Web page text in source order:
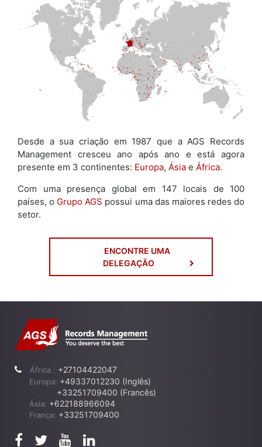
Desde a sua criação em 1987 que a AGS Records
Management cresceu ano após ano e está agora
presente em 3 continentes: Europa, Ásia e África.
Com uma presença global em 147 locais de 100
países, o Grupo AGS possui uma das maiores redes do
setor.
ENCONTRE UMA
DELEGAÇÃO
África : +27104422047
Europa: +49337012230 (Inglês)
+33251709400 (Francês)
Ásia: +622188966094
França: +33251709400